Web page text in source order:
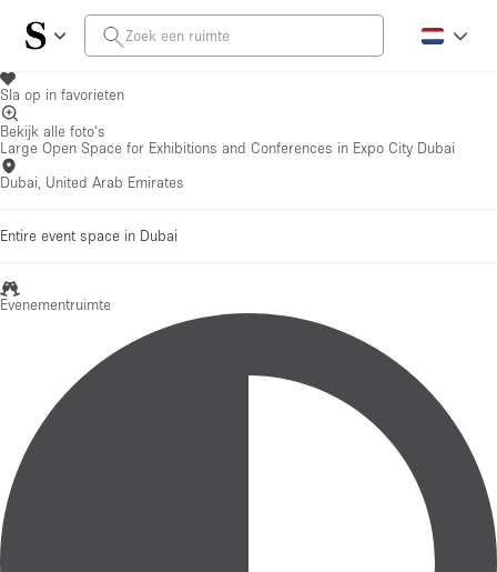
Sla op in favorieten
Bekijk alle foto's
Large Open Space for Exhibitions and Conferences in Expo City Dubai
Dubai, United Arab Emirates
Entire event space in Dubai
Evenementruimte